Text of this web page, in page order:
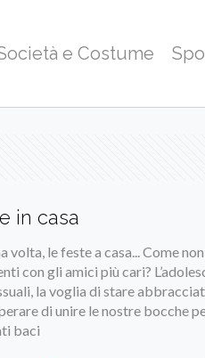
e Costume
in casa
volta, le feste a casa... Come
con gli amici più cari?
la voglia di stare
di unire le nostre bocche
baci